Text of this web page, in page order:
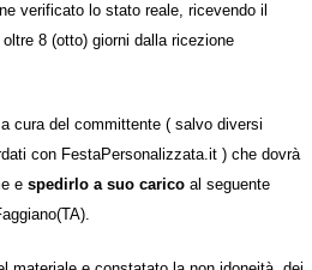
verificato lo stato reale, ricevendo il
8 (otto) giorni dalla ricezione
cura del committente ( salvo diversi
con FestaPersonalizzata.it ) che dovrà
e spedirlo a suo carico al seguente
.